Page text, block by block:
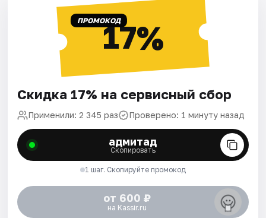
ПРОМОКОД17%
Скидка 17% на сервисный сбор
Применили: 2 345 раз Проверено: 1 минуту назад
адмитад
Скопировать
1 шаг. Скопируйте промокод
от 600 ₽
на Kassir.ru